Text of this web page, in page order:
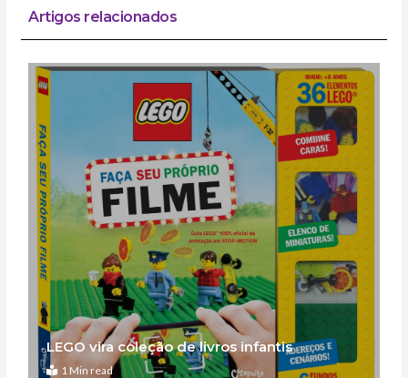
Artigos relacionados
LEGO vira coleção de livros infantis
1 Min read